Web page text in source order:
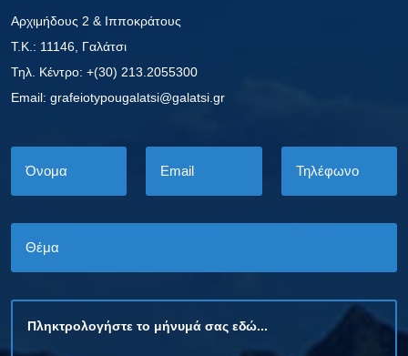
Αρχιμήδους 2 & Ιπποκράτους
Τ.Κ.: 11146, Γαλάτσι
Τηλ. Κέντρο: +(30) 213.2055300
Εmail: grafeiotypougalatsi@galatsi.gr